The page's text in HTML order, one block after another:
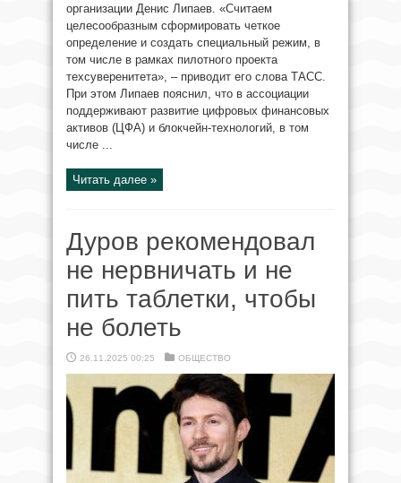
организации Денис Липаев. «Считаем
целесообразным сформировать четкое
определение и создать специальный режим, в
том числе в рамках пилотного проекта
техсуверенитета», – приводит его слова ТАСС.
При этом Липаев пояснил, что в ассоциации
поддерживают развитие цифровых финансовых
активов (ЦФА) и блокчейн-технологий, в том
числе ...
Читать далее »
Дуров рекомендовал
не нервничать и не
пить таблетки, чтобы
не болеть
26.11.2025 00:25 ОБЩЕСТВО